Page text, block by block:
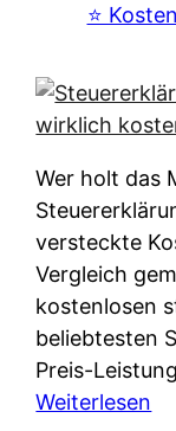
e
u
s
u
n
f
t
e
i
e
g
s
y
t
e
m
M
I
R
:
W
⭐️
Wer holt das
versteckte
Vergleich
kostenlosen
beliebtesten
Preis-
Weiterlesen